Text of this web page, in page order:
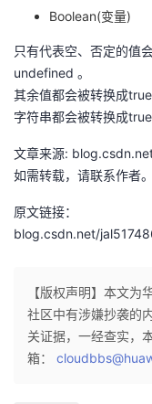
注
开
发
学
堂
的
课
我
的
我
的
Programs
我
的
持
我
技
术
的
云
Boolean(变量)
只有代表空、否定的值
undefined 。
其余值都会被转换成true
字符串都会被转换成true
文章来源:
如需转载，请联系作者。
原文链接：
blog.csdn.net/
【版权声明】本文
社区中有涉嫌抄袭的
关证据，一经查实，
箱：